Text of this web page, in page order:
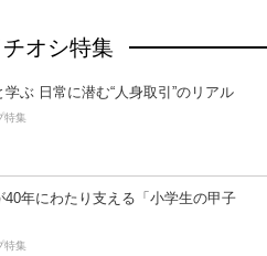
オシ特集
学ぶ 日常に潜む“人身取引”のリアル
特集
40年にわたり支える「小学生の甲子
特集